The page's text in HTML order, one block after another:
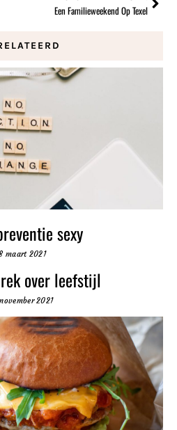
Een Familieweekend Op Texel
sexy
maart 2021
over leefstijl
2021